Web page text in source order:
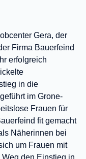
Gera, der
Firma Bauerfeind
erfolgreich
in die
im Grone-
Frauen für
fit gemacht
Näherinnen bei
um Frauen mit
den Einstieg in